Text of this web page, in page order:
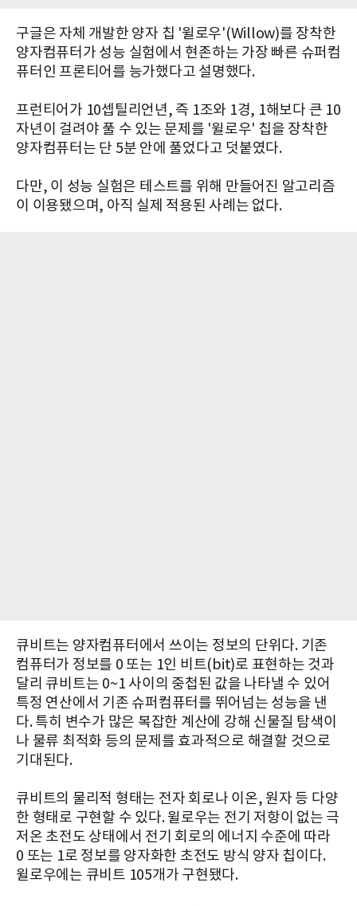
구글은 자체 개발한 양자 칩 '윌로우'(Willow)를 장착한
양자컴퓨터가 성능 실험에서 현존하는 가장 빠른 슈퍼컴
퓨터인 프론티어를 능가했다고 설명했다.
프런티어가 10셉틸리언년, 즉 1조와 1경, 1해보다 큰 10
자년이 걸려야 풀 수 있는 문제를 '윌로우' 칩을 장착한
양자컴퓨터는 단 5분 안에 풀었다고 덧붙였다.
다만, 이 성능 실험은 테스트를 위해 만들어진 알고리즘
이 이용됐으며, 아직 실제 적용된 사례는 없다.
큐비트는 양자컴퓨터에서 쓰이는 정보의 단위다. 기존
컴퓨터가 정보를 0 또는 1인 비트(bit)로 표현하는 것과
달리 큐비트는 0~1 사이의 중첩된 값을 나타낼 수 있어
특정 연산에서 기존 슈퍼컴퓨터를 뛰어넘는 성능을 낸
다. 특히 변수가 많은 복잡한 계산에 강해 신물질 탐색이
나 물류 최적화 등의 문제를 효과적으로 해결할 것으로
기대된다.
큐비트의 물리적 형태는 전자 회로나 이온, 원자 등 다양
한 형태로 구현할 수 있다. 윌로우는 전기 저항이 없는 극
저온 초전도 상태에서 전기 회로의 에너지 수준에 따라
0 또는 1로 정보를 양자화한 초전도 방식 양자 칩이다.
윌로우에는 큐비트 105개가 구현됐다.